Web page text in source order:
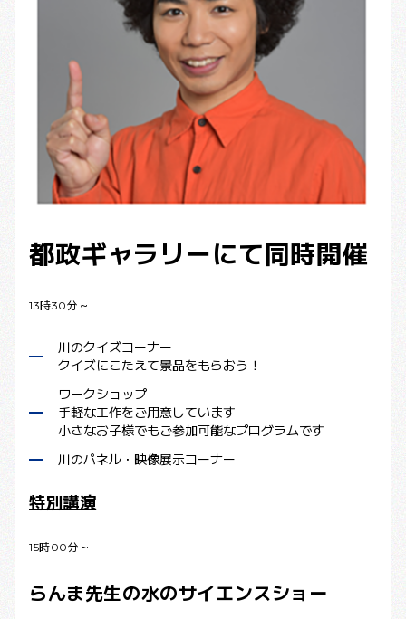
都政ギャラリーにて同時開催
13時30分～
川のクイズコーナー
クイズにこたえて景品をもらおう！
ワークショップ
手軽な工作をご用意しています
小さなお子様でもご参加可能なプログラムです
川のパネル・映像展示コーナー
特別講演
15時00分～
らんま先生の水のサイエンスショー